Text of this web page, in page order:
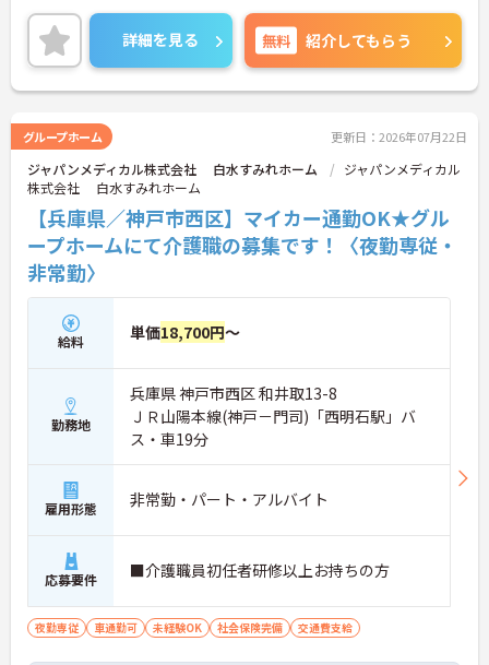
いので、ライフワークバランスを重視したい方にお
すすめです。
ご興味のある方は、面接ポイントをお伝えしますの
でお気軽にご連絡ください。
詳細を見る 無料 紹介してもらう
グループホーム 更新日：2026年07月22日
ジャパンメディカル株式会社 白水すみれホーム
ジャパンメディカル
株式会社 白水すみれホーム
【兵庫県／神戸市西区】マイカー通勤OK★グル
ープホームにて介護職の募集です！〈夜勤専従・
非常勤〉
給料 単価18,700円～
勤務地
兵庫県 神戸市西区 和井取13-8
ＪＲ山陽本線(神戸－門司)「西明石駅」バ
ス・車19分
雇用形態 非常勤・パート・アルバイト
応募要件 ■介護職員初任者研修以上お持ちの方
夜勤専従 車通勤可 未経験OK 社会保険完備 交通費支給